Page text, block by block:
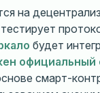
на
тестирует
будет
официальный
смарт-